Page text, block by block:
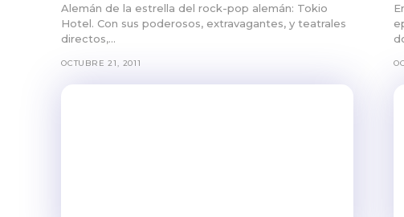
Alemán de la estrella del rock-pop alemán: Tokio
Hotel. Con sus poderosos, extravagantes, y teatrales
directos,...
OCTUBRE 21, 2011